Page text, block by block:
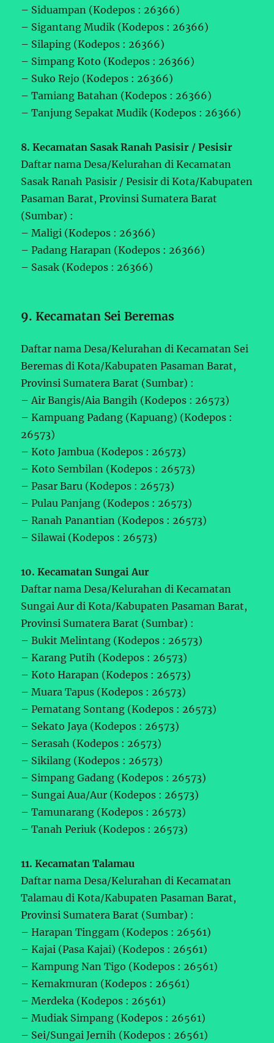
– Siduampan (Kodepos : 26366)
– Sigantang Mudik (Kodepos : 26366)
– Silaping (Kodepos : 26366)
– Simpang Koto (Kodepos : 26366)
– Suko Rejo (Kodepos : 26366)
– Tamiang Batahan (Kodepos : 26366)
– Tanjung Sepakat Mudik (Kodepos : 26366)
8. Kecamatan Sasak Ranah Pasisir / Pesisir
Daftar nama Desa/Kelurahan di Kecamatan
Sasak Ranah Pasisir / Pesisir di Kota/Kabupaten
Pasaman Barat, Provinsi Sumatera Barat
(Sumbar) :
– Maligi (Kodepos : 26366)
– Padang Harapan (Kodepos : 26366)
– Sasak (Kodepos : 26366)
9. Kecamatan Sei Beremas
Daftar nama Desa/Kelurahan di Kecamatan Sei
Beremas di Kota/Kabupaten Pasaman Barat,
Provinsi Sumatera Barat (Sumbar) :
– Air Bangis/Aia Bangih (Kodepos : 26573)
– Kampuang Padang (Kapuang) (Kodepos :
26573)
– Koto Jambua (Kodepos : 26573)
– Koto Sembilan (Kodepos : 26573)
– Pasar Baru (Kodepos : 26573)
– Pulau Panjang (Kodepos : 26573)
– Ranah Panantian (Kodepos : 26573)
– Silawai (Kodepos : 26573)
10. Kecamatan Sungai Aur
Daftar nama Desa/Kelurahan di Kecamatan
Sungai Aur di Kota/Kabupaten Pasaman Barat,
Provinsi Sumatera Barat (Sumbar) :
– Bukit Melintang (Kodepos : 26573)
– Karang Putih (Kodepos : 26573)
– Koto Harapan (Kodepos : 26573)
– Muara Tapus (Kodepos : 26573)
– Pematang Sontang (Kodepos : 26573)
– Sekato Jaya (Kodepos : 26573)
– Serasah (Kodepos : 26573)
– Sikilang (Kodepos : 26573)
– Simpang Gadang (Kodepos : 26573)
– Sungai Aua/Aur (Kodepos : 26573)
– Tamunarang (Kodepos : 26573)
– Tanah Periuk (Kodepos : 26573)
11. Kecamatan Talamau
Daftar nama Desa/Kelurahan di Kecamatan
Talamau di Kota/Kabupaten Pasaman Barat,
Provinsi Sumatera Barat (Sumbar) :
– Harapan Tinggam (Kodepos : 26561)
– Kajai (Pasa Kajai) (Kodepos : 26561)
– Kampung Nan Tigo (Kodepos : 26561)
– Kemakmuran (Kodepos : 26561)
– Merdeka (Kodepos : 26561)
– Mudiak Simpang (Kodepos : 26561)
– Sei/Sungai Jernih (Kodepos : 26561)